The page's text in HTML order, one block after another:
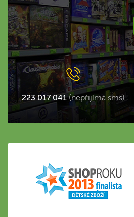
223 017 041 (nepřijímá sms)